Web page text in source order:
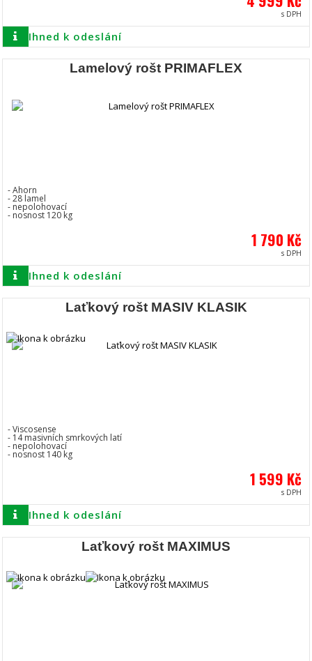
s DPH
Ihned k odeslání
Lamelový rošt PRIMAFLEX
- Ahorn
- 28 lamel
- nepolohovací
- nosnost 120 kg
1 790 Kč
s DPH
Ihned k odeslání
Laťkový rošt MASIV KLASIK
- Viscosense
- 14 masivních smrkových latí
- nepolohovací
- nosnost 140 kg
1 599 Kč
s DPH
Ihned k odeslání
Laťkový rošt MAXIMUS